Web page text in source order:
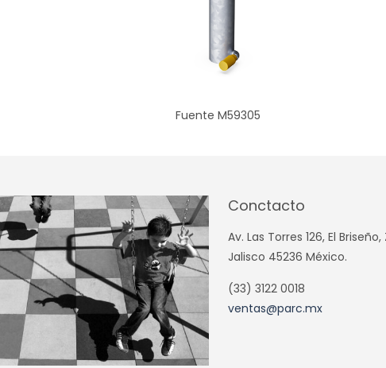
Fuente M59305
Conctacto
Av. Las Torres 126, El
Jalisco 45236 México.
(33) 3122 0018
ventas@parc.mx